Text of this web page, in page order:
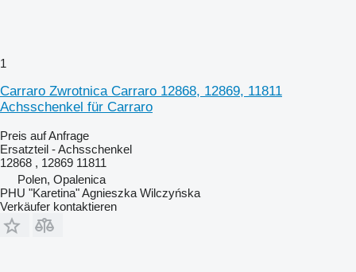
1
Carraro Zwrotnica Carraro 12868, 12869, 11811
Achsschenkel für Carraro
Preis auf Anfrage
Ersatzteil - Achsschenkel
12868 , 12869 11811
Polen, Opalenica
PHU "Karetina" Agnieszka Wilczyńska
Verkäufer kontaktieren